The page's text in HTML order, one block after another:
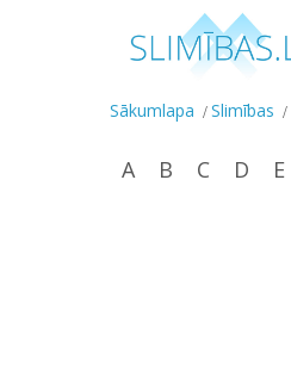
Sākumlapa Slimības
A B C D E